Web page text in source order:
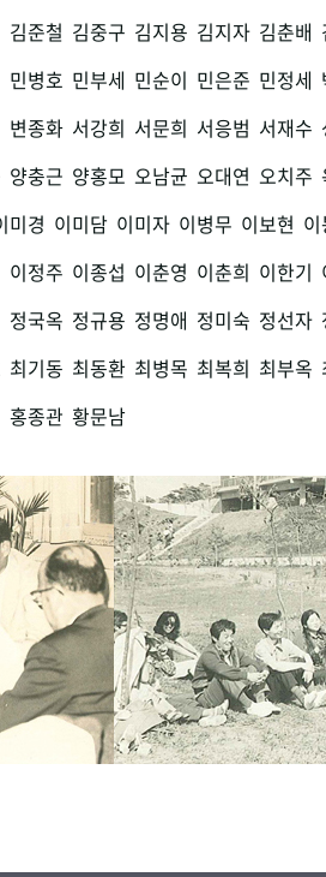
김준철 김중구 김지용 김지자 김춘배
민병호 민부세 민순이 민은준 민정세
변종화 서강희 서문희 서응범 서재수
양충근 양홍모 오남균 오대연 오치주
미경 이미담 이미자 이병무 이보현
이정주 이종섭 이춘영 이춘희 이한기
정국옥 정규용 정명애 정미숙 정선자
최기동 최동환 최병목 최복희 최부옥
홍종관 황문남